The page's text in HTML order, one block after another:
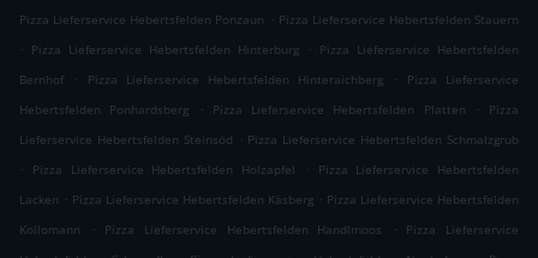
Pizza Lieferservice Hebertsfelden Ponzaun . Pizza Lieferservice Hebertsfelden Stauern
. Pizza Lieferservice Hebertsfelden Hinterburg . Pizza Lieferservice Hebertsfelden
Bernhof
. Pizza Lieferservice Hebertsfelden Hinteraichberg .
Pizza Lieferservice
Hebertsfelden Ponhardsberg
. Pizza Lieferservice Hebertsfelden Platten .
Pizza
Lieferservice Hebertsfelden Steinsöd . Pizza Lieferservice Hebertsfelden Schmalzgrub
.
Pizza Lieferservice Hebertsfelden Holzapfel .
Pizza Lieferservice Hebertsfelden
Lacken . Pizza Lieferservice Hebertsfelden Käsberg . Pizza Lieferservice Hebertsfelden
Kollomann
. Pizza Lieferservice Hebertsfelden Handlmoos .
Pizza Lieferservice